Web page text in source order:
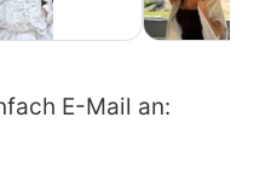
E-Mail an: